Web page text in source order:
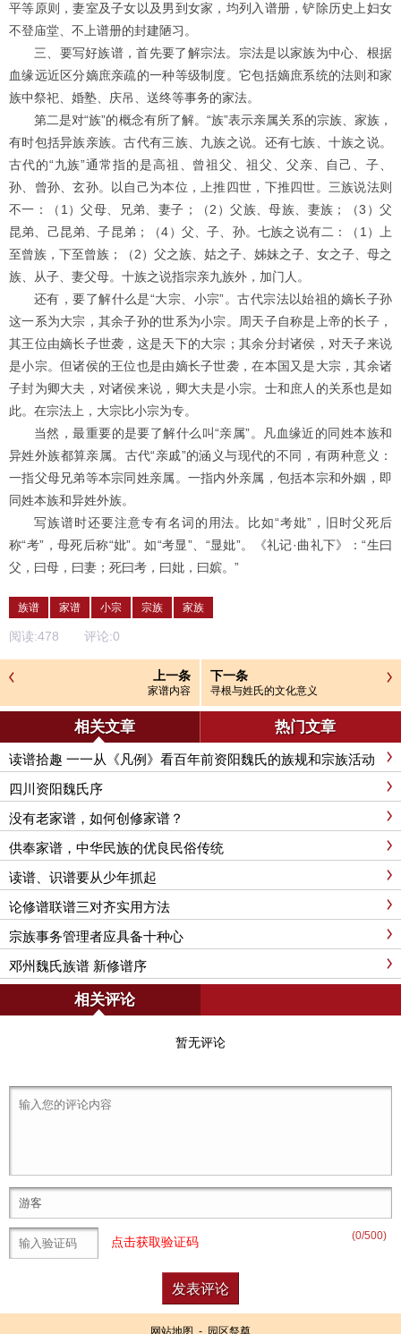
平等原则，妻室及子女以及男到女家，均列入谱册，铲除历史上妇女
不登庙堂、不上谱册的封建陋习。
三、要写好族谱，首先要了解宗法。宗法是以家族为中心、根据
血缘远近区分嫡庶亲疏的一种等级制度。它包括嫡庶系统的法则和家
族中祭祀、婚塾、庆吊、送终等事务的家法。
第二是对“族”的概念有所了解。“族”表示亲属关系的宗族、家族，
有时包括异族亲族。古代有三族、九族之说。还有七族、十族之说。
古代的“九族”通常指的是高祖、曾祖父、祖父、父亲、自己、子、
孙、曾孙、玄孙。以自己为本位，上推四世，下推四世。三族说法则
不一：（1）父母、兄弟、妻子；（2）父族、母族、妻族；（3）父
昆弟、己昆弟、子昆弟；（4）父、子、孙。七族之说有二：（1）上
至曾族，下至曾族；（2）父之族、姑之子、姊妹之子、女之子、母之
族、从子、妻父母。十族之说指宗亲九族外，加门人。
还有，要了解什么是“大宗、小宗”。古代宗法以始祖的嫡长子孙
这一系为大宗，其余子孙的世系为小宗。周天子自称是上帝的长子，
其王位由嫡长子世袭，这是天下的大宗；其余分封诸侯，对天子来说
是小宗。但诸侯的王位也是由嫡长子世袭，在本国又是大宗，其余诸
子封为卿大夫，对诸侯来说，卿大夫是小宗。士和庶人的关系也是如
此。在宗法上，大宗比小宗为专。
当然，最重要的是要了解什么叫“亲属”。凡血缘近的同姓本族和
异姓外族都算亲属。古代“亲戚”的涵义与现代的不同，有两种意义：
一指父母兄弟等本宗同姓亲属。一指内外亲属，包括本宗和外姻，即
同姓本族和异姓外族。
写族谱时还要注意专有名词的用法。比如“考妣”，旧时父死后
称“考”，母死后称“妣”。如“考显”、“显妣”。《礼记·曲礼下》：“生曰
父，曰母，曰妻；死曰考，曰妣，曰嫔。”
族谱 家谱 小宗 宗族 家族
阅读:478 评论:0
上一条
家谱内容
下一条
寻根与姓氏的文化意义
相关文章 热门文章
读谱拾趣 一一从《凡例》看百年前资阳魏氏的族规和宗族活动
四川资阳魏氏序
没有老家谱，如何创修家谱？
供奉家谱，中华民族的优良民俗传统
读谱、识谱要从少年抓起
论修谱联谱三对齐实用方法
宗族事务管理者应具备十种心
邓州魏氏族谱 新修谱序
相关评论
暂无评论
(0/500)
点击获取验证码
网站地图 - 园区祭奠